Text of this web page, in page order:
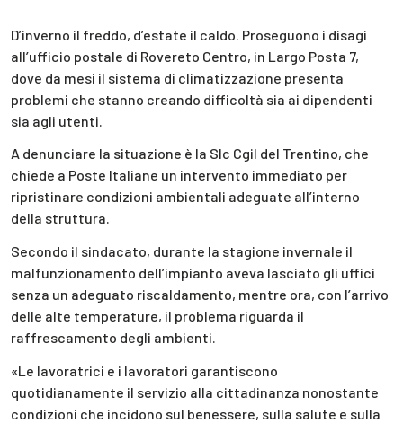
D’inverno il freddo, d’estate il caldo. Proseguono i disagi
all’ufficio postale di Rovereto Centro, in Largo Posta 7,
dove da mesi il sistema di climatizzazione presenta
problemi che stanno creando difficoltà sia ai dipendenti
sia agli utenti.
A denunciare la situazione è la Slc Cgil del Trentino, che
chiede a Poste Italiane un intervento immediato per
ripristinare condizioni ambientali adeguate all’interno
della struttura.
Secondo il sindacato, durante la stagione invernale il
malfunzionamento dell’impianto aveva lasciato gli uffici
senza un adeguato riscaldamento, mentre ora, con l’arrivo
delle alte temperature, il problema riguarda il
raffrescamento degli ambienti.
«Le lavoratrici e i lavoratori garantiscono
quotidianamente il servizio alla cittadinanza nonostante
condizioni che incidono sul benessere, sulla salute e sulla